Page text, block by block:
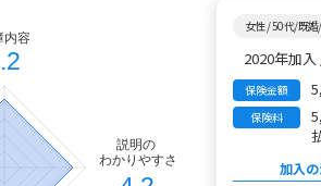
女性 / 50代/既
2020年加入
保険金額
保険料
加入